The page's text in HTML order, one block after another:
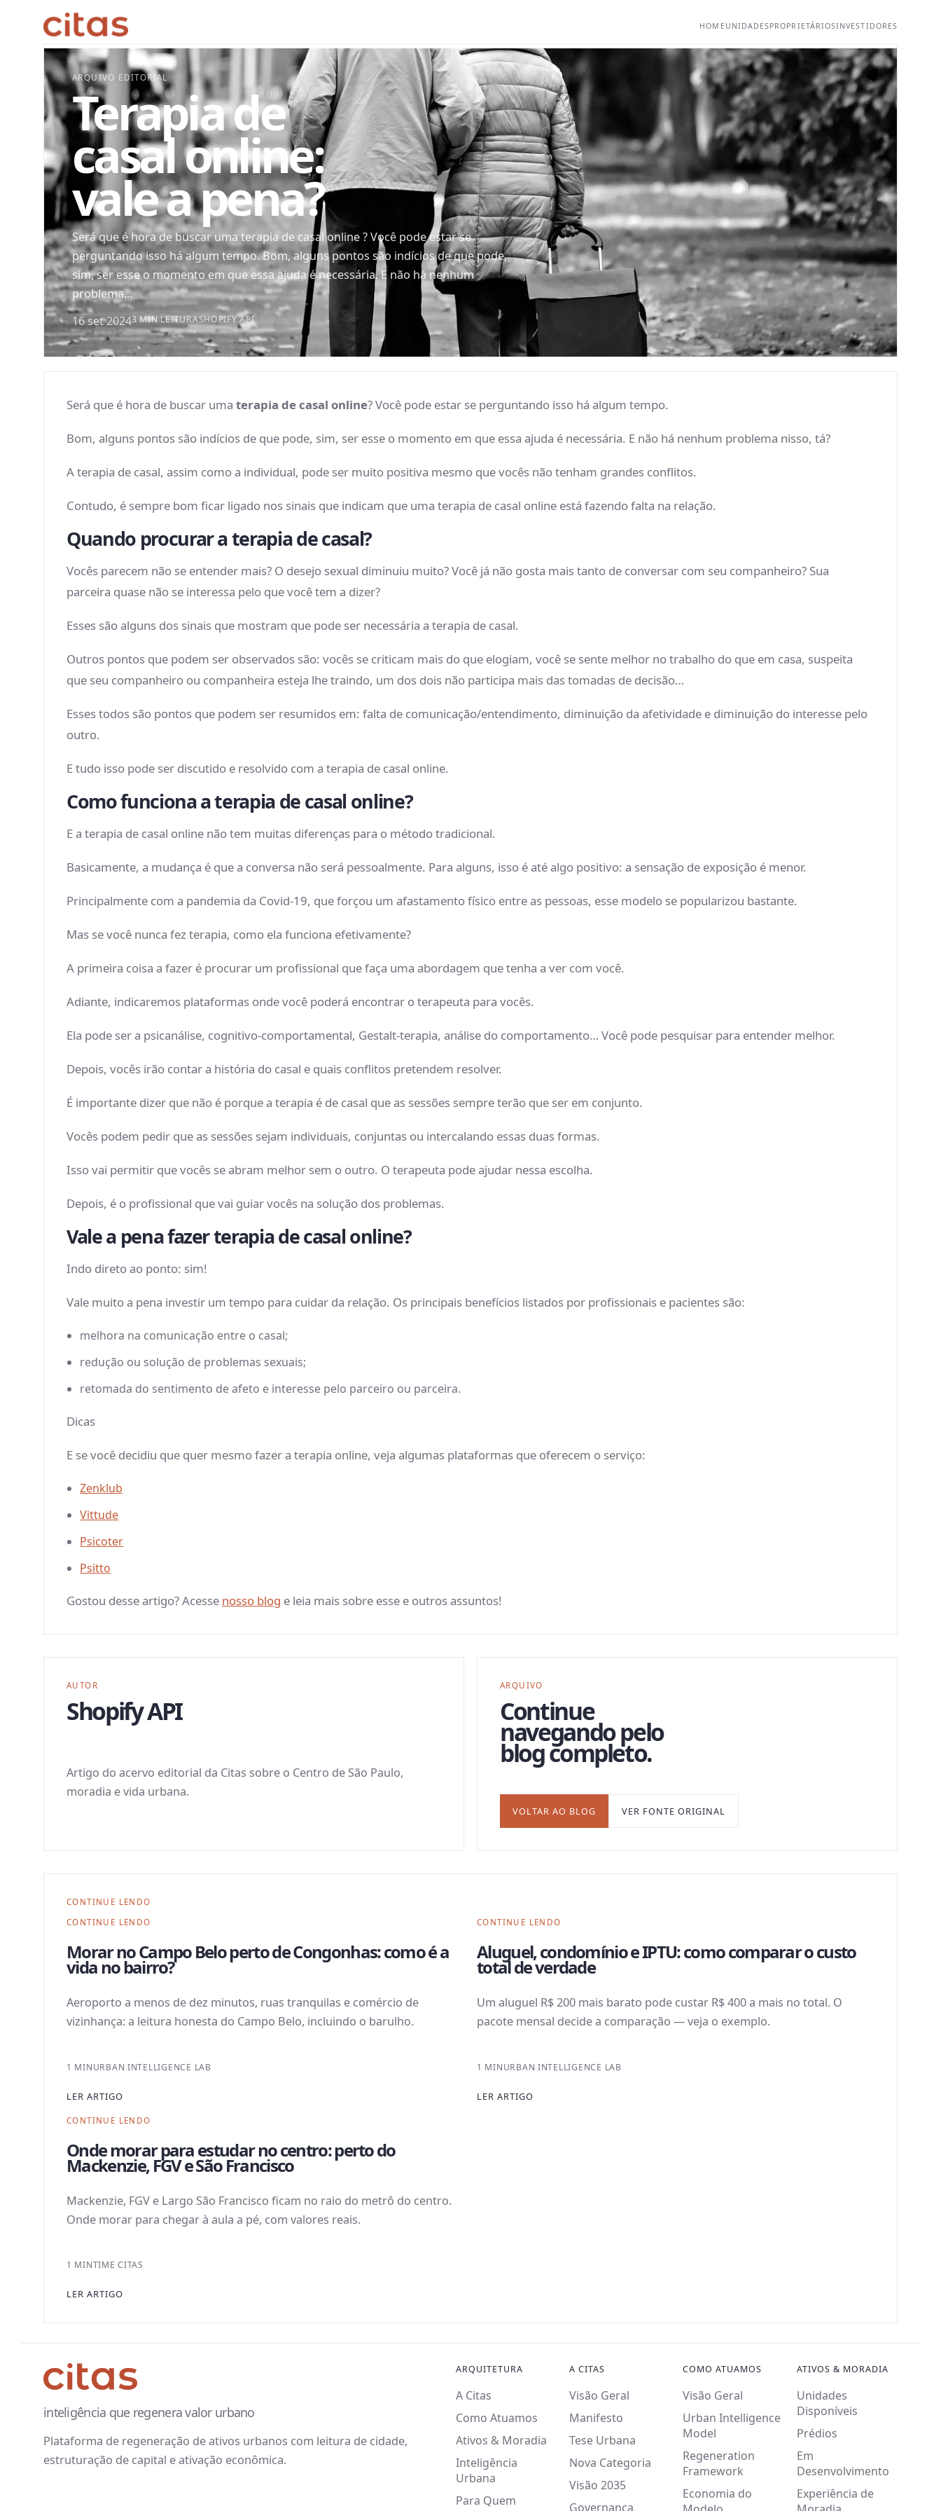
HOMEUNIDADESPROPRIETÁRIOSINVESTIDORES
ARQUIVO EDITORIAL
Terapia de
casal online:
vale a pena?
Será que é hora de buscar uma terapia de casal online ? Você pode estar se
perguntando isso há algum tempo. Bom, alguns pontos são indícios de que pode,
sim, ser esse o momento em que essa ajuda é necessária. E não há nenhum
problema...
16 set 20243 MIN LEITURASHOPIFY API
Será que é hora de buscar uma terapia de casal online? Você pode estar se perguntando isso há algum tempo.
Bom, alguns pontos são indícios de que pode, sim, ser esse o momento em que essa ajuda é necessária. E não há nenhum problema nisso, tá?
A terapia de casal, assim como a individual, pode ser muito positiva mesmo que vocês não tenham grandes conflitos.
Contudo, é sempre bom ficar ligado nos sinais que indicam que uma terapia de casal online está fazendo falta na relação.
Quando procurar a terapia de casal?
Vocês parecem não se entender mais? O desejo sexual diminuiu muito? Você já não gosta mais tanto de conversar com seu companheiro? Sua
parceira quase não se interessa pelo que você tem a dizer?
Esses são alguns dos sinais que mostram que pode ser necessária a terapia de casal.
Outros pontos que podem ser observados são: vocês se criticam mais do que elogiam, você se sente melhor no trabalho do que em casa, suspeita
que seu companheiro ou companheira esteja lhe traindo, um dos dois não participa mais das tomadas de decisão…
Esses todos são pontos que podem ser resumidos em: falta de comunicação/entendimento, diminuição da afetividade e diminuição do interesse pelo
outro.
E tudo isso pode ser discutido e resolvido com a terapia de casal online.
Como funciona a terapia de casal online?
E a terapia de casal online não tem muitas diferenças para o método tradicional.
Basicamente, a mudança é que a conversa não será pessoalmente. Para alguns, isso é até algo positivo: a sensação de exposição é menor.
Principalmente com a pandemia da Covid-19, que forçou um afastamento físico entre as pessoas, esse modelo se popularizou bastante.
Mas se você nunca fez terapia, como ela funciona efetivamente?
A primeira coisa a fazer é procurar um profissional que faça uma abordagem que tenha a ver com você.
Adiante, indicaremos plataformas onde você poderá encontrar o terapeuta para vocês.
Ela pode ser a psicanálise, cognitivo-comportamental, Gestalt-terapia, análise do comportamento… Você pode pesquisar para entender melhor.
Depois, vocês irão contar a história do casal e quais conflitos pretendem resolver.
É importante dizer que não é porque a terapia é de casal que as sessões sempre terão que ser em conjunto.
Vocês podem pedir que as sessões sejam individuais, conjuntas ou intercalando essas duas formas.
Isso vai permitir que vocês se abram melhor sem o outro. O terapeuta pode ajudar nessa escolha.
Depois, é o profissional que vai guiar vocês na solução dos problemas.
Vale a pena fazer terapia de casal online?
Indo direto ao ponto: sim!
Vale muito a pena investir um tempo para cuidar da relação. Os principais benefícios listados por profissionais e pacientes são:
melhora na comunicação entre o casal;
redução ou solução de problemas sexuais;
retomada do sentimento de afeto e interesse pelo parceiro ou parceira.
Dicas
E se você decidiu que quer mesmo fazer a terapia online, veja algumas plataformas que oferecem o serviço:
Zenklub
Vittude
Psicoter
Psitto
Gostou desse artigo? Acesse nosso blog e leia mais sobre esse e outros assuntos!
AUTOR
Shopify API
Artigo do acervo editorial da Citas sobre o Centro de São Paulo,
moradia e vida urbana.
ARQUIVO
Continue
navegando pelo
blog completo.
VOLTAR AO BLOG VER FONTE ORIGINAL
CONTINUE LENDO
CONTINUE LENDO
Morar no Campo Belo perto de Congonhas: como é a
vida no bairro?
Aeroporto a menos de dez minutos, ruas tranquilas e comércio de
vizinhança: a leitura honesta do Campo Belo, incluindo o barulho.
1 MINURBAN INTELLIGENCE LAB
LER ARTIGO
CONTINUE LENDO
Aluguel, condomínio e IPTU: como comparar o custo
total de verdade
Um aluguel R$ 200 mais barato pode custar R$ 400 a mais no total. O
pacote mensal decide a comparação — veja o exemplo.
1 MINURBAN INTELLIGENCE LAB
LER ARTIGO
CONTINUE LENDO
Onde morar para estudar no centro: perto do
Mackenzie, FGV e São Francisco
Mackenzie, FGV e Largo São Francisco ficam no raio do metrô do centro.
Onde morar para chegar à aula a pé, com valores reais.
1 MINTIME CITAS
LER ARTIGO
inteligência que regenera valor urbano
Plataforma de regeneração de ativos urbanos com leitura de cidade,
estruturação de capital e ativação econômica.
ARQUITETURA
A Citas
Como Atuamos
Ativos & Moradia
Inteligência
Urbana
Para Quem
A CITAS
Visão Geral
Manifesto
Tese Urbana
Nova Categoria
Visão 2035
Governança
COMO ATUAMOS
Visão Geral
Urban Intelligence
Model
Regeneration
Framework
Economia do
ATIVOS & MORADIA
Unidades
Disponíveis
Prédios
Em
Desenvolvimento
Experiência de